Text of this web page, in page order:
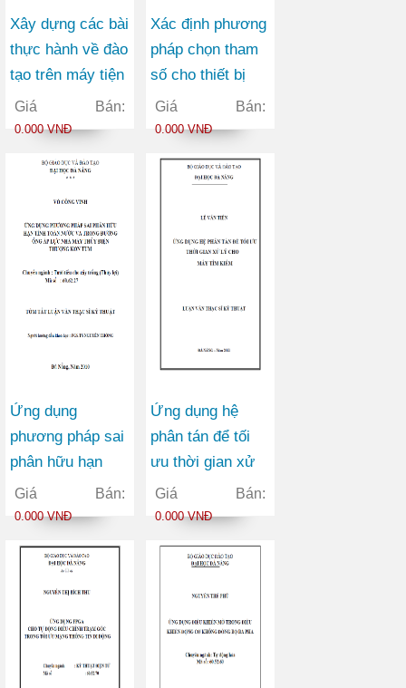
Xây dựng các bài
thực hành về đào
tạo trên máy tiện
concept turn 250
Giá Bán:
0.000 VNĐ
Xác định phương
pháp chọn tham
số cho thiết bị
điều khiển
PSS1A
Giá Bán:
0.000 VNĐ
Ứng dụng
phương pháp sai
phân hữu hạn
tính toán nước
và trong đường
máy thủy điện
thượng Kon Tum
Giá Bán:
0.000 VNĐ
Ứng dụng hệ
phân tán để tối
ưu thời gian xử
lý cho máy tìm
kiếm
Giá Bán:
0.000 VNĐ